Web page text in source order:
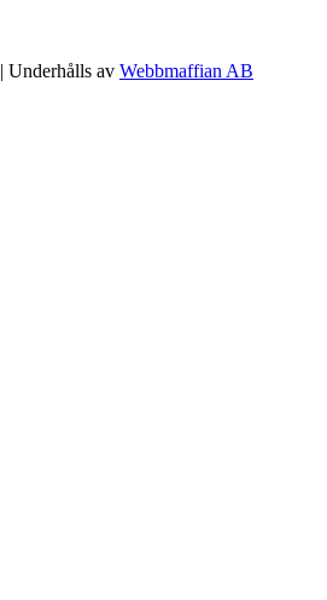
| Underhålls av Webbmaffian AB